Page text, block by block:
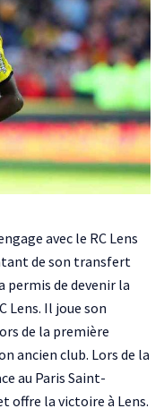
avec le RC Lens
de son transfert
permis de devenir la
Lens. Il joue son
de la première
ancien club. Lors de la
au Paris Saint-
offre la victoire à Lens.